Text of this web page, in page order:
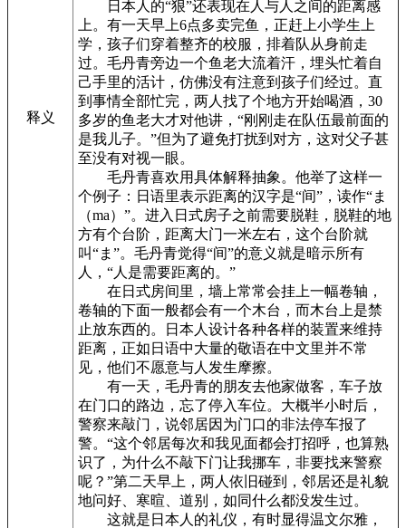
释义
日本人的“狠”还表现在人与人之间的距离感
上。有一天早上6点多卖完鱼，正赶上小学生上
学，孩子们穿着整齐的校服，排着队从身前走
过。毛丹青旁边一个鱼老大流着汗，埋头忙着自
己手里的活计，仿佛没有注意到孩子们经过。直
到事情全部忙完，两人找了个地方开始喝酒，30
多岁的鱼老大才对他讲，“刚刚走在队伍最前面的
是我儿子。”但为了避免打扰到对方，这对父子甚
至没有对视一眼。
毛丹青喜欢用具体解释抽象。他举了这样一
个例子：日语里表示距离的汉字是“间”，读作“ま
（ma）”。进入日式房子之前需要脱鞋，脱鞋的地
方有个台阶，距离大门一米左右，这个台阶就
叫“ま”。毛丹青觉得“间”的意义就是暗示所有
人，“人是需要距离的。”
在日式房间里，墙上常常会挂上一幅卷轴，
卷轴的下面一般都会有一个木台，而木台上是禁
止放东西的。日本人设计各种各样的装置来维持
距离，正如日语中大量的敬语在中文里并不常
见，他们不愿意与人发生摩擦。
有一天，毛丹青的朋友去他家做客，车子放
在门口的路边，忘了停入车位。大概半小时后，
警察来敲门，说邻居因为门口的非法停车报了
警。“这个邻居每次和我见面都会打招呼，也算熟
识了，为什么不敲下门让我挪车，非要找来警察
呢？”第二天早上，两人依旧碰到，邻居还是礼貌
地问好、寒暄、道别，如同什么都没发生过。
这就是日本人的礼仪，有时显得温文尔雅，